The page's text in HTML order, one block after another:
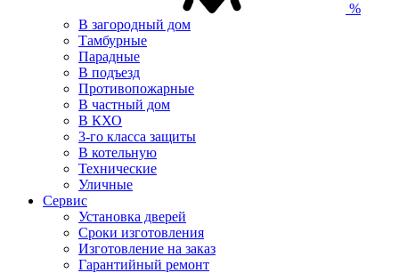
%
В загородный дом
Тамбурные
Парадные
В подъезд
Противопожарные
В частный дом
В КХО
3-го класса защиты
В котельную
Технические
Уличные
Сервис
Установка дверей
Сроки изготовления
Изготовление на заказ
Гарантийный ремонт